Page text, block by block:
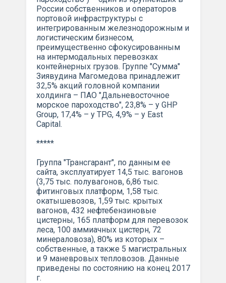
России собственников и операторов
портовой инфраструктуры с
интегрированным железнодорожным и
логистическим бизнесом,
преимущественно сфокусированным
на интермодальных перевозках
контейнерных грузов. Группе "Сумма"
Зиявудина Магомедова принадлежит
32,5% акций головной компании
холдинга – ПАО "Дальневосточное
морское пароходство", 23,8% – у GHP
Group, 17,4% – у TPG, 4,9% – у East
Capital.
*****
Группа "Трансгарант", по данным ее
сайта, эксплуатирует 14,5 тыс. вагонов
(3,75 тыс. полувагонов, 6,86 тыс.
фитинговых платформ, 1,58 тыс.
окатышевозов, 1,59 тыс. крытых
вагонов, 432 нефтебензиновые
цистерны, 165 платформ для перевозок
леса, 100 аммиачных цистерн, 72
минераловоза), 80% из которых –
собственные, а также 5 магистральных
и 9 маневровых тепловозов. Данные
приведены по состоянию на конец 2017
г.